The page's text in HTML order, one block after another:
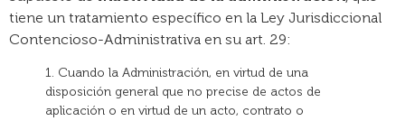
tiene un tratamiento específico en la Ley Jurisdiccional
Contencioso-Administrativa en su art. 29:
1. Cuando la Administración, en virtud de una
disposición general que no precise de actos de
aplicación o en virtud de un acto, contrato o